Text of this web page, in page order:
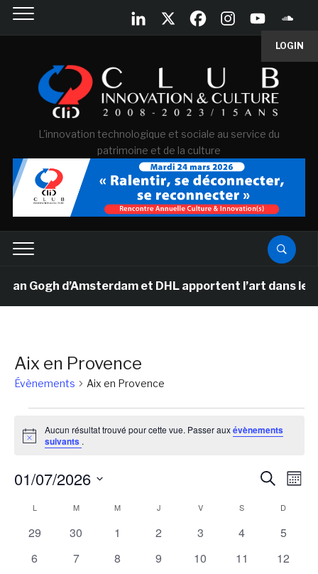
LOGIN
L'innovation technologique et sociale au service du
patrimoine et de la culture
Gogh d’Amsterdam et DHL apportent l’art dans
Aix en Provence
Évènements Aix en Provence
Notice
Aucun résultat trouvé pour cette vue. Passer auxévènements
suivants .
de
Mois
01/07/2026
date.
Calendrier
de
Évènements
LLUNDI MMARDI M MERCREDI
J VVENDREDIS D
0
29
0
30
0
1
0
2
0
3
0
4
0
5
0
6
0
7
0
8
0
9
0
10
0
11
0
12